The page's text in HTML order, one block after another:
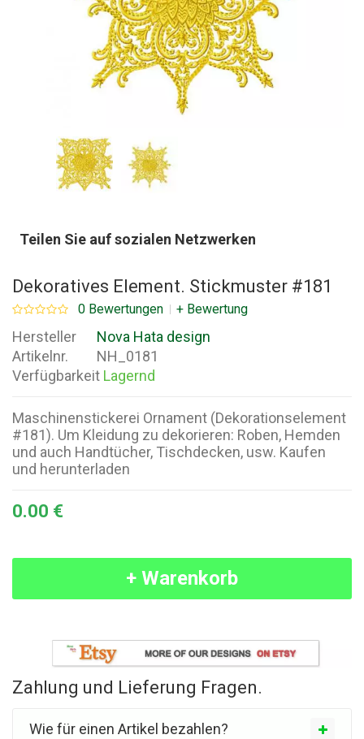
Teilen Sie auf sozialen Netzwerken
Dekoratives Element. Stickmuster #181
0 Bewertungen + Bewertung
Hersteller
Nova Hata design
Artikelnr.
NH_0181
Verfügbarkeit Lagernd
Maschinenstickerei Ornament (Dekorationselement
#181). Um Kleidung zu dekorieren: Roben, Hemden
und auch Handtücher, Tischdecken, usw. Kaufen
und herunterladen
0.00 €
+ Warenkorb
Zahlung und Lieferung Fragen.
Wie für einen Artikel bezahlen?